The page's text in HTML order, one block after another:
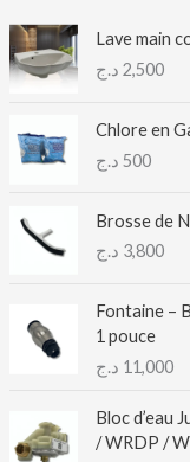
Lave main
2,500 د.ج
Chlore en
500 د.ج
Brosse de
3,800 د.ج
Fontaine –
1 pouce
11,000 د.ج
Bloc d’eau
/ WRDP /